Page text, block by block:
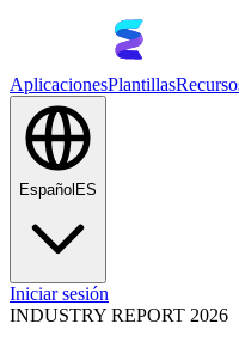
AplicacionesPlantillas
Español ES
Iniciar sesión
INDUSTRY REPORT 2026